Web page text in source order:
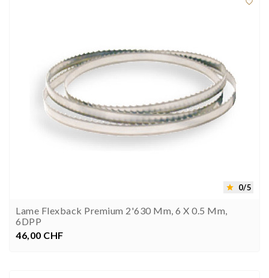

 0/5
Lame Flexback Premium 2'630 Mm, 6 X 0.5 Mm,
6DPP
Prezzo
46,00 CHF